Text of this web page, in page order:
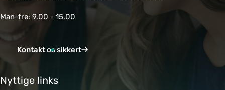
Man-fre: 9.00 - 15.00
Kontakt os sikkert
Nyttige links